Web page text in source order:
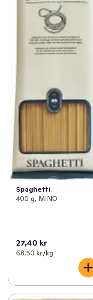
Spaghetti
400 g, MINO
27,40 kr
68,50 kr /kg